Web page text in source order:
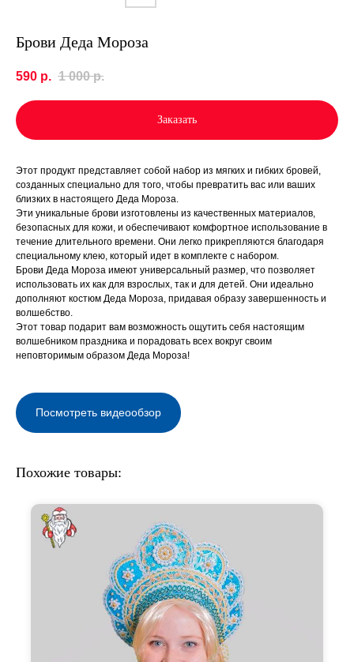
Брови Деда Мороза
590 р. 1 000 р.
Заказать
Этот продукт представляет собой набор из мягких и гибких бровей,
созданных специально для того, чтобы превратить вас или ваших
близких в настоящего Деда Мороза.
Эти уникальные брови изготовлены из качественных материалов,
безопасных для кожи, и обеспечивают комфортное использование в
течение длительного времени. Они легко прикрепляются благодаря
специальному клею, который идет в комплекте с набором.
Брови Деда Мороза имеют универсальный размер, что позволяет
использовать их как для взрослых, так и для детей. Они идеально
дополняют костюм Деда Мороза, придавая образу завершенность и
волшебство.
Этот товар подарит вам возможность ощутить себя настоящим
волшебником праздника и порадовать всех вокруг своим
неповторимым образом Деда Мороза!
Посмотреть видеообзор
Похожие товары: